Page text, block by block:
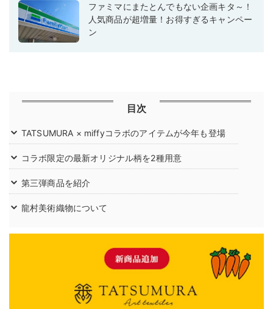
ファミマにまたとんでもない企画キタ～！
人気商品が超増量！お得すぎるキャンペー
ン
目次
TATSUMURA × miffyコラボのアイテムが今年も登場
コラボ限定の最新オリジナル柄を2種用意
第三弾商品を紹介
龍村美術織物について